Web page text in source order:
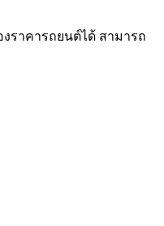
ราคารถยนต์ได้ สามารถ